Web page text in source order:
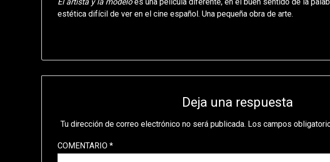
estética difícil de ver en el cine español. Una pequeña obra de arte.
Deja una respuesta
Tu dirección de correo electrónico no será publicada. Los campos
COMENTARIO*